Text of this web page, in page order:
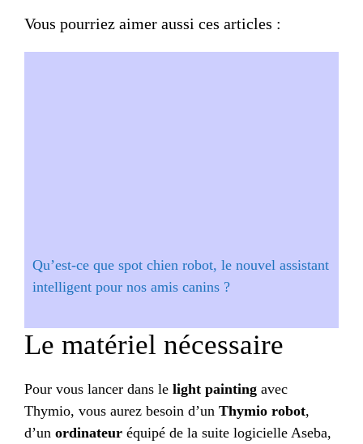
Vous pourriez aimer aussi ces articles :
Qu’est-ce que spot chien robot, le nouvel assistant
intelligent pour nos amis canins ?
Le matériel nécessaire
Pour vous lancer dans le light painting avec
Thymio, vous aurez besoin d’un Thymio robot,
d’un ordinateur équipé de la suite logicielle Aseba,